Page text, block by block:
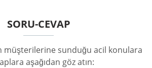
SORU-CEVAP
müşterilerine sunduğu acil konulara
aşağıdan göz atın: